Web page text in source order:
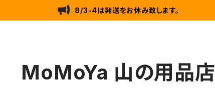
8/3-4は発送をお休み致します。
MoMoYa 山の用品店